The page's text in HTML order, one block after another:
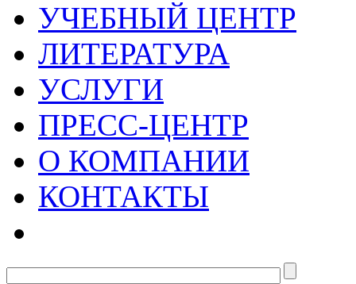
УЧЕБНЫЙ ЦЕНТР
ЛИТЕРАТУРА
УСЛУГИ
ПРЕСС-ЦЕНТР
О КОМПАНИИ
КОНТАКТЫ